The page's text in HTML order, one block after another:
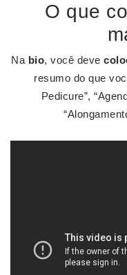
O que
Na bio, você deve
resumo do que
Pedicure”,